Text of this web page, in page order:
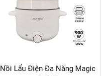
Nồi Lẩu Điện Đa Năng Magic